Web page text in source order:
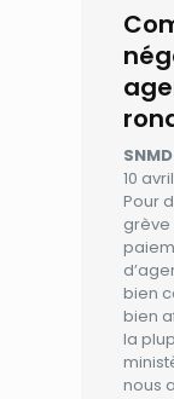
10
Pour
bien
bien
la
nous